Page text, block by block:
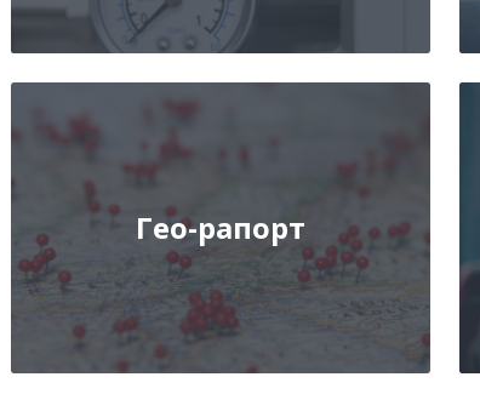
Гео-рапорт